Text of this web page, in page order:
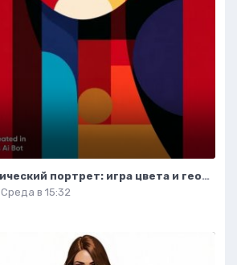
Кубистический портрет: игра цвета и геометрических форм. Нейросеть Midjourney
Среда в 15:32